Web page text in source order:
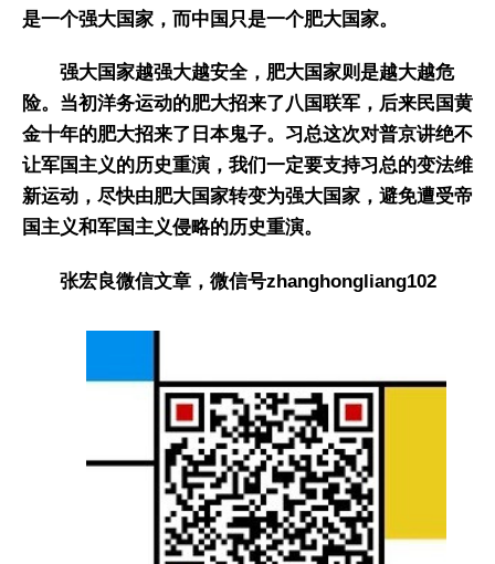
是一个强大国家，而中国只是一个肥大国家。
强大国家越强大越安全，肥大国家则是越大越危
险。当初洋务运动的肥大招来了八国联军，后来民国黄
金十年的肥大招来了日本鬼子。习总这次对普京讲绝不
让军国主义的历史重演，我们一定要支持习总的变法维
新运动，尽快由肥大国家转变为强大国家，避免遭受帝
国主义和军国主义侵略的历史重演。
张宏良微信文章，微信号zhanghongliang102